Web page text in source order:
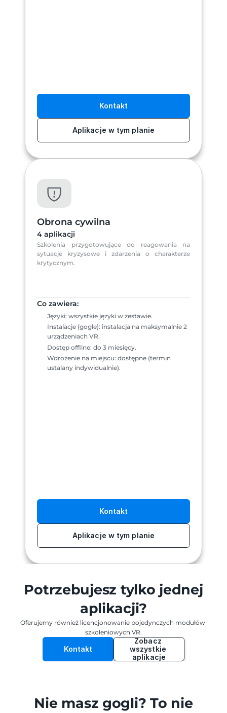
Kontakt
Aplikacje w tym planie
Obrona cywilna
4 aplikacji
Szkolenia przygotowujące do reagowania na
sytuacje kryzysowe i zdarzenia o charakterze
krytycznym.
Co zawiera:
Języki: wszystkie języki w zestawie.
Instalacje (gogle): instalacja na maksymalnie 2
urządzeniach VR.
Dostęp offline: do 3 miesięcy.
Wdrożenie na miejscu: dostępne (termin
ustalany indywidualnie).
Kontakt
Aplikacje w tym planie
Potrzebujesz tylko jednej
aplikacji?
Oferujemy również licencjonowanie pojedynczych modułów
szkoleniowych VR.
Kontakt
Zobacz
wszystkie
aplikacje
Nie masz gogli? To nie